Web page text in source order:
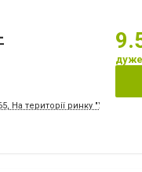
території ринку "Урожай",